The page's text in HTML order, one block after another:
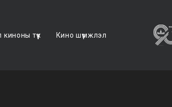
түүх Кино шүүмжлэл